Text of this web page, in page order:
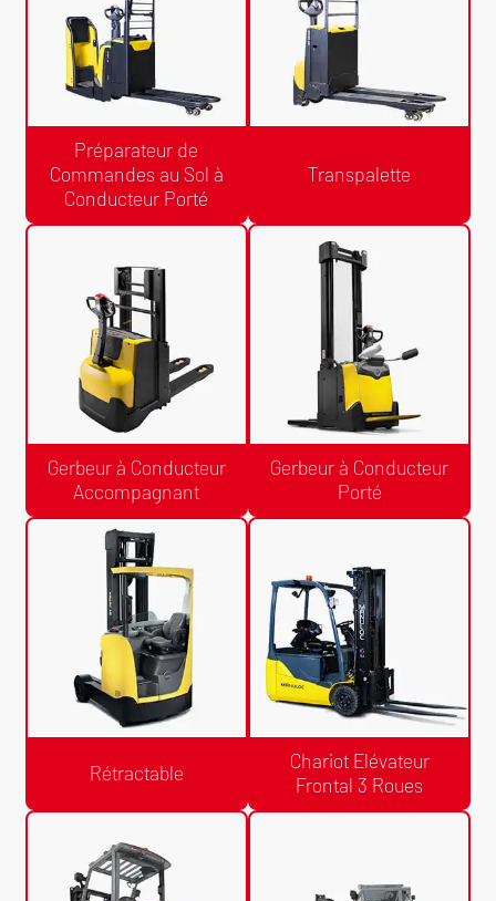
Devis Gratuit /24h
Préparateur de Commandes au
Sol à Conducteur Porté
Préparateur de
Commandes au Sol à
Conducteur Porté
Devis Gratuit /24h
Transpalette
Transpalette
Devis Gratuit /24h
Gerbeur à Conducteur
Accompagnant
Gerbeur à Conducteur
Accompagnant
Devis Gratuit /24h
Gerbeur à Conducteur Porté
Gerbeur à Conducteur
Porté
Devis Gratuit /24h
Rétractable
Rétractable
Devis Gratuit /24h
Chariot Elévateur Frontal 3 Roues
Chariot Elévateur
Frontal 3 Roues